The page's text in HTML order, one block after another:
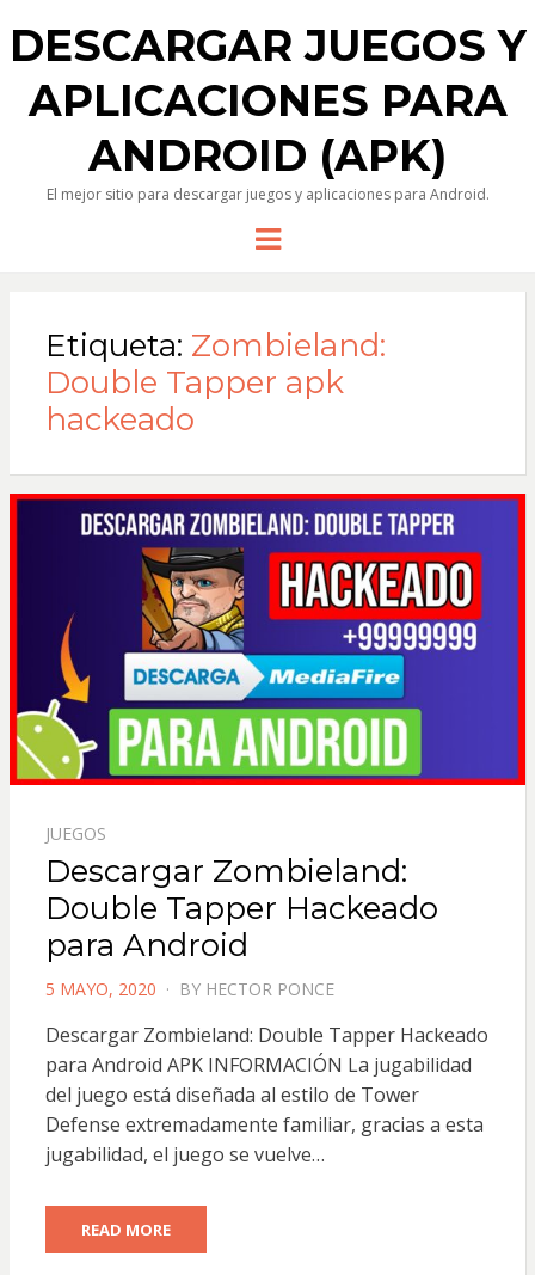
DESCARGAR JUEGOS Y
APLICACIONES PARA
ANDROID (APK)
El mejor sitio para descargar juegos y aplicaciones para Android.
Menu
Etiqueta: Zombieland:
Double Tapper apk
hackeado
JUEGOS
Descargar Zombieland:
Double Tapper Hackeado
para Android
POSTED
5 MAYO, 2020 BY HECTOR PONCE
Descargar Zombieland: Double Tapper Hackeado
para Android APK INFORMACIÓN La jugabilidad
del juego está diseñada al estilo de Tower
Defense extremadamente familiar, gracias a esta
jugabilidad, el juego se vuelve…
READ MORE